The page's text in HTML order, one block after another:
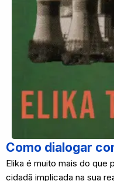
Como dialogar
Elika é muito mais do que
cidadã implicada na sua